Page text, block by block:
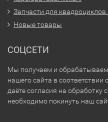
Запчасти для квадроциклов
Новые товары
СОЦСЕТИ
Мы получаем и
нашего сайта в соответствии с
даёте согласия на
необходимо покинуть наш